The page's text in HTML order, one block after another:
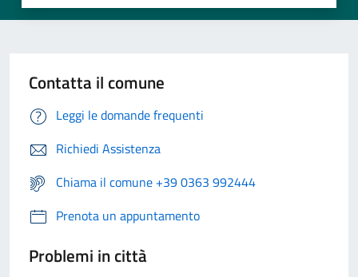
Contatta il comune
Leggi le domande frequenti
Richiedi Assistenza
Chiama il comune +39 0363 992444
Prenota un appuntamento
Problemi in città